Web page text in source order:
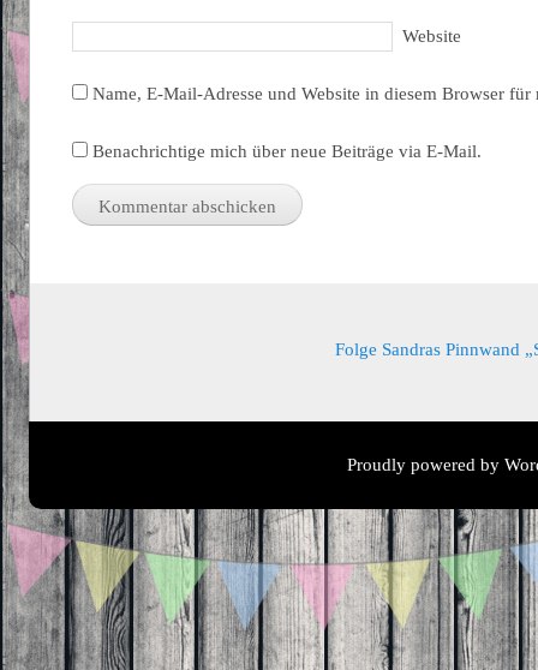
Website
Name, E-Mail-Adresse und Website in diesem Browser
Benachrichtige mich über neue Beiträge via E-Mail.
Folge Sandras Pinnwand
Proudly powered by